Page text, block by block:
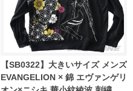
【SB0322】大きいサイズ メンズ
EVANGELION × 錦 エヴァンゲリ